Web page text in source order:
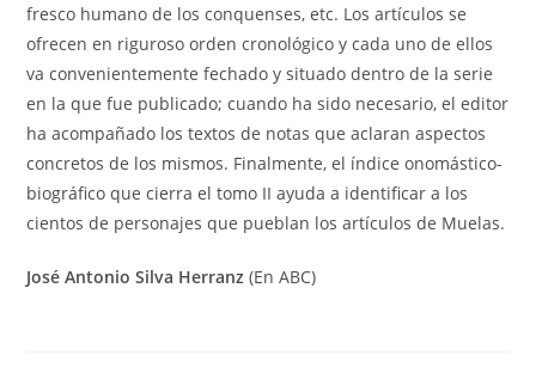
fresco humano de los conquenses, etc. Los artículos se
ofrecen en riguroso orden cronológico y cada uno de ellos
va convenientemente fechado y situado dentro de la serie
en la que fue publicado; cuando ha sido necesario, el editor
ha acompañado los textos de notas que aclaran aspectos
concretos de los mismos. Finalmente, el índice onomástico-
biográfico que cierra el tomo II ayuda a identificar a los
cientos de personajes que pueblan los artículos de Muelas.
José Antonio Silva Herranz(En ABC)